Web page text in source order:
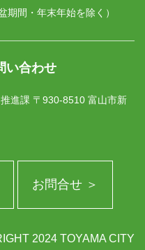
期間・年末年始を除く）
い合わせ
進課 〒930-8510 富山市新
お問合せ ＞
2024 TOYAMA CITY